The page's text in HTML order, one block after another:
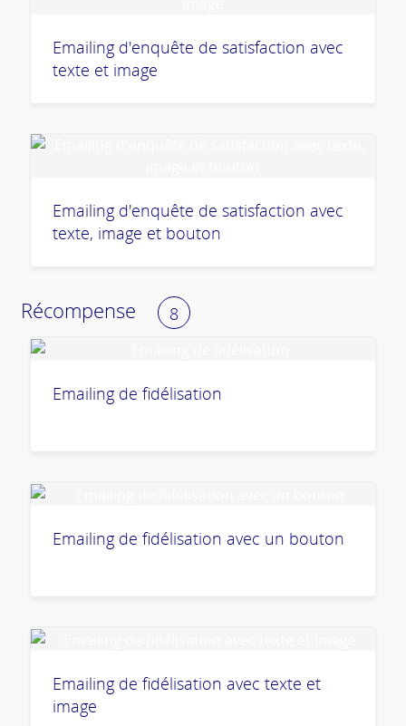
Emailing d'enquête de satisfaction avec
texte et image
Emailing d'enquête de satisfaction avec
texte, image et bouton
Récompense 8
Emailing de fidélisation
Emailing de fidélisation avec un bouton
Emailing de fidélisation avec texte et
image